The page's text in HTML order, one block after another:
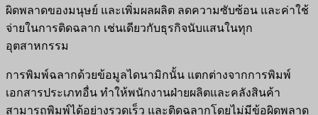
ผิดพลาดของมนุษย์ และเพิ่มผลผลิต ลดความซับซ้อน และค่าใช้
จ่ายในการติดฉลาก เช่นเดียวกับธุรกิจนับแสนในทุก
อุตสาหกรรม
การพิมพ์ฉลากด้วยข้อมูลไดนามิกนั้น แตกต่างจากการพิมพ์
เอกสารประเภทอื่น ทำให้พนักงานฝ่ายผลิตและคลังสินค้า
สามารถพิมพ์ได้อย่างรวดเร็ว และติดฉลากโดยไม่มีข้อผิดพลาด